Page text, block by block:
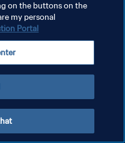
شروط الخدمة
إدارة تفضيلات ملفات تعريف الارتباط
on the buttons on the
my personal
Portal